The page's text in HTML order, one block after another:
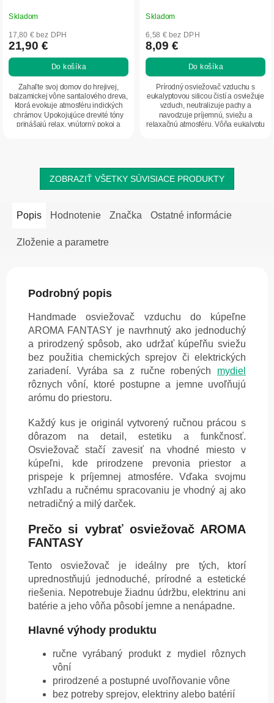
Skladom
17,80 € bez DPH
21,90 €
Do košíka
Zahaľte svoj domov do hrejivej,
balzamickej vône santalového dreva,
ktorá evokuje atmosféru indických
chrámov. Upokojujúce drevité tóny
prinášajú relax, vnútorný pokoj a
Skladom
6,58 € bez DPH
8,09 €
Do košíka
Prírodný osviežovač vzduchu s
eukalyptovou silicou čistí a osviežuje
vzduch, neutralizuje pachy a
navodzuje príjemnú, sviežu a
relaxačnú atmosféru. Vôňa eukalyptu
ZOBRAZIŤ VŠETKY SÚVISIACE PRODUKTY
Popis Hodnotenie Značka Ostatné informácie
Zloženie a parametre
Podrobný popis
Handmade osviežovač vzduchu do kúpeľne
AROMA FANTASY je navrhnutý ako jednoduchý
a prirodzený spôsob, ako udržať kúpeľňu sviežu
bez použitia chemických sprejov či elektrických
zariadení. Vyrába sa z ručne robených mydiel
rôznych vôní, ktoré postupne a jemne uvoľňujú
arómu do priestoru.
Každý kus je originál vytvorený ručnou prácou s
dôrazom na detail, estetiku a funkčnosť.
Osviežovač stačí zavesiť na vhodné miesto v
kúpeľni, kde prirodzene prevonia priestor a
prispeje k príjemnej atmosfére. Vďaka svojmu
vzhľadu a ručnému spracovaniu je vhodný aj ako
netradičný a milý darček.
Prečo si vybrať osviežovač AROMA
FANTASY
Tento osviežovač je ideálny pre tých, ktorí
uprednostňujú jednoduché, prírodné a estetické
riešenia. Nepotrebuje žiadnu údržbu, elektrinu ani
batérie a jeho vôňa pôsobí jemne a nenápadne.
Hlavné výhody produktu
ručne vyrábaný produkt z mydiel rôznych
vôní
prirodzené a postupné uvoľňovanie vône
bez potreby sprejov, elektriny alebo batérií